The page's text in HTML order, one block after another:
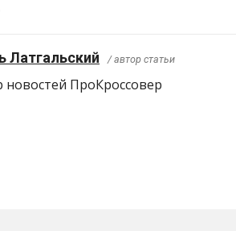
Латгальский / автор статьи
новостей ПроКроcсовер